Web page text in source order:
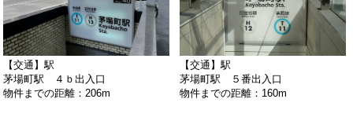
【交通】駅
茅場町駅 ４ｂ出入口
物件までの距離：206m
【交通】駅
茅場町駅 ５番出入口
物件までの距離：160m